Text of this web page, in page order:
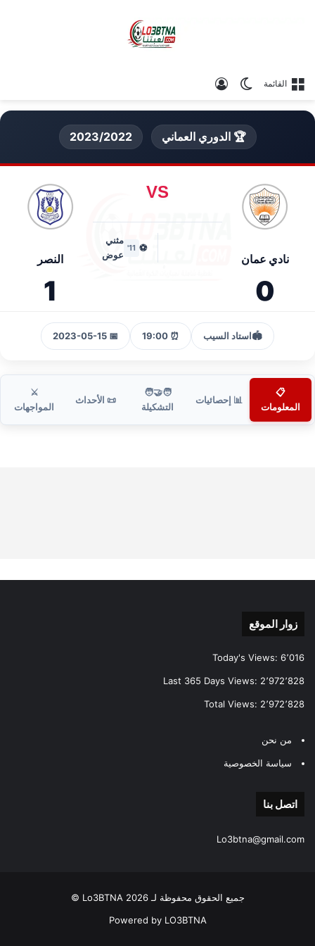
القائمة الوضع المظلم
🏆 الدوري العماني 2023/2022
نادي عمان
0
VS
⚽
11'
مثني
عوض
النصر
1
🏟️استاد السيب ⏰ 19:00
📅 2023-05-15
📋
المعلومات
📊 إحصائيات
🧑‍🤝‍🧑
التشكيلة
📜 الأحداث
⚔️
المواجهات
زوار الموقع
Today's Views: 6٬016
Last 365 Days Views: 2٬972٬828
Total Views: 2٬972٬828
من نحن
سياسة الخصوصية
اتصل بنا
Lo3btna@gmail.com
جميع الحقوق محفوظة لـ Lo3BTNA 2026 ©
Powered by LO3BTNA